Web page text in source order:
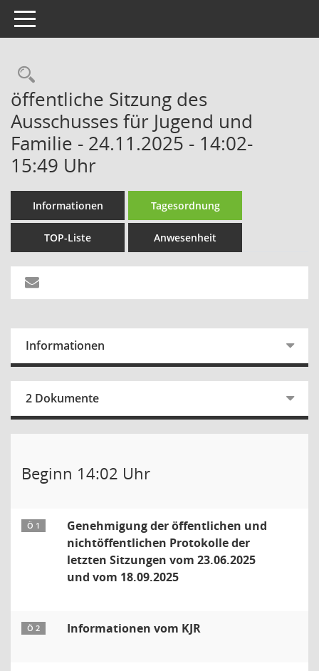
Toggle navigation
Rechercheauswahl
öffentliche Sitzung des
Ausschusses für Jugend und
Familie - 24.11.2025 - 14:02-
15:49 Uhr
Informationen Tagesordnung
TOP-Liste Anwesenheit
Informationen
2 Dokumente
Beginn 14:02 Uhr
Ö 1
Genehmigung der öffentlichen und
nichtöffentlichen Protokolle der
letzten Sitzungen vom 23.06.2025
und vom 18.09.2025
Ö 2 Informationen vom KJR